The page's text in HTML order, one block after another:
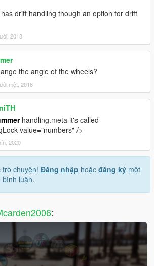
drift handling though an option for drift
2018
the angle of the wheels?
một, 2018
handling.meta it's called
value="numbers" />
2020
chuyện! Đăng nhập hoặc đăng ký một
bình luận.
: